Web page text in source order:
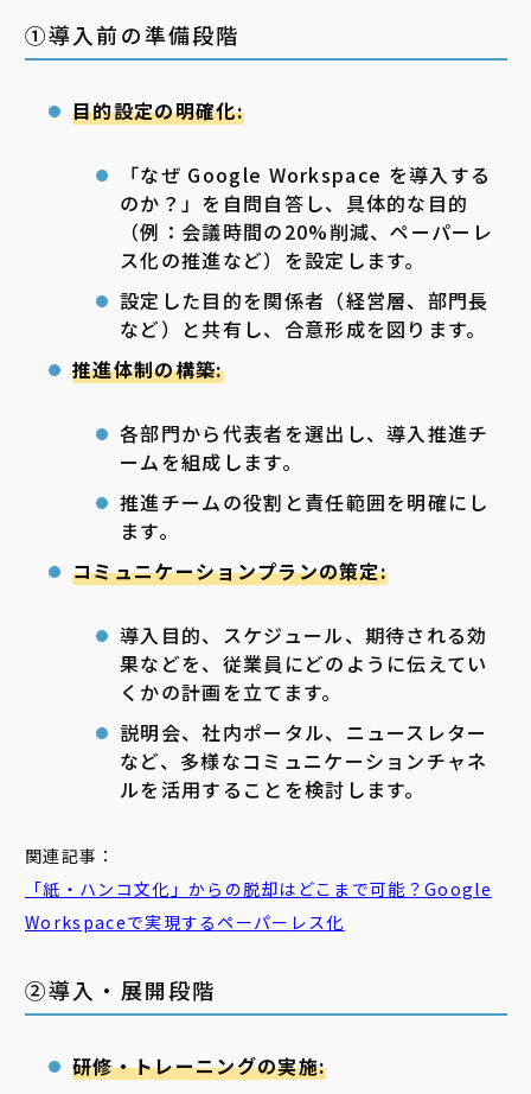
①導入前の準備段階
目的設定の明確化:
「なぜ Google Workspace を導入する
のか？」を自問自答し、具体的な目的
（例：会議時間の20%削減、ペーパーレ
ス化の推進など）を設定します。
設定した目的を関係者（経営層、部門長
など）と共有し、合意形成を図ります。
推進体制の構築:
各部門から代表者を選出し、導入推進チ
ームを組成します。
推進チームの役割と責任範囲を明確にし
ます。
コミュニケーションプランの策定:
導入目的、スケジュール、期待される効
果などを、従業員にどのように伝えてい
くかの計画を立てます。
説明会、社内ポータル、ニュースレター
など、多様なコミュニケーションチャネ
ルを活用することを検討します。
関連記事：
「紙・ハンコ文化」からの脱却はどこまで可能？Google
Workspaceで実現する ペーパー レス化
②導入・展開段階
研修・トレーニングの実施: